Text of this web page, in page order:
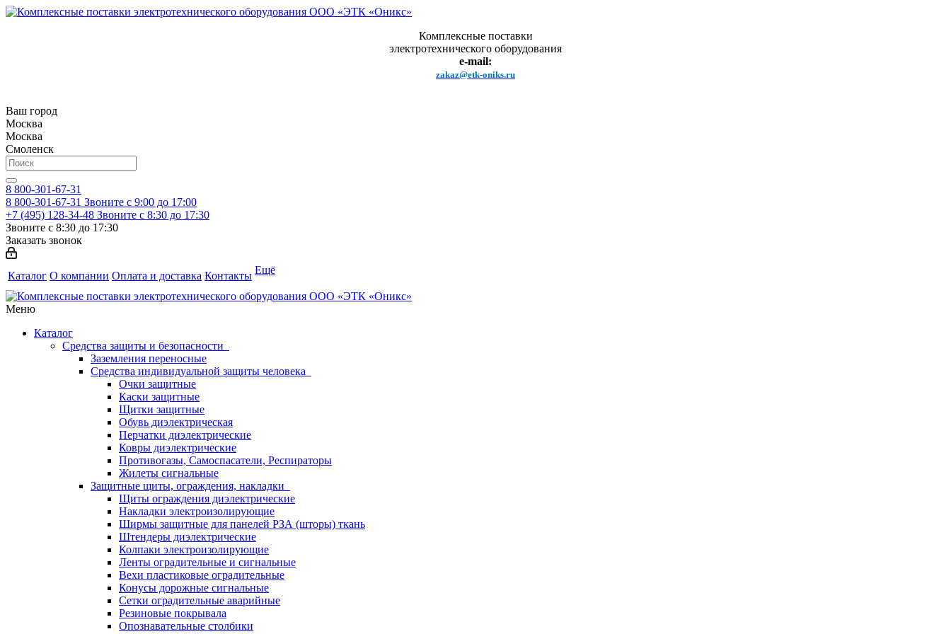
Комплексные поставки
электротехнического оборудования
e-mail:
zakaz@etk-oniks.ru
Ваш город
Москва
Москва
Смоленск
8 800-301-67-31
8 800-301-67-31 Звоните с 9:00 до 17:00
+7 (495) 128-34-48 Звоните с 8:30 до 17:30
Звоните с 8:30 до 17:30
Заказать звонок
Каталог О компании Оплата и доставка Контакты Ещё
Меню
Каталог
Средства защиты и безопасности
Заземления переносные
Средства индивидуальной защиты человека
Очки защитные
Каски защитные
Щитки защитные
Обувь диэлектрическая
Перчатки диэлектрические
Ковры диэлектрические
Противогазы, Самоспасатели, Респираторы
Жилеты сигнальные
Защитные щиты, ограждения, накладки
Щиты ограждения диэлектрические
Накладки электроизолирующие
Ширмы защитные для панелей РЗА (шторы) ткань
Штендеры диэлектрические
Колпаки электроизолирующие
Ленты оградительные и сигнальные
Вехи пластиковые оградительные
Конусы дорожные сигнальные
Сетки оградительные аварийные
Резиновые покрывала
Опознавательные столбики